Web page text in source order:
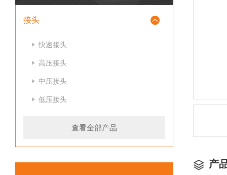
接头
快速接头
高压接头
中压接头
低压接头
查看全部产品
产